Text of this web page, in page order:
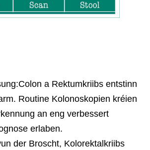
Routine Kolonoskopien kréien
an eng verbessert
erlaben.
der Broscht, Kolorektalkriibs